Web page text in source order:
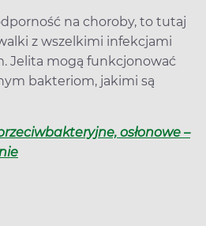
na choroby, to tutaj
z wszelkimi infekcjami
Jelita mogą funkcjonować
bakteriom, jakimi są
osłonowe –